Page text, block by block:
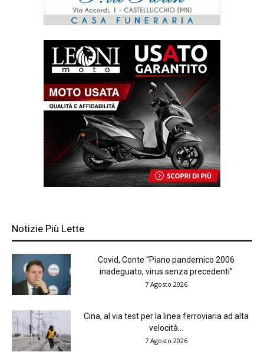
Notizie Più Lette
Covid, Conte “Piano pandemico 2006
inadeguato, virus senza precedenti”
7 Agosto 2026
Cina, al via test per la linea ferroviaria ad alta
velocità...
7 Agosto 2026